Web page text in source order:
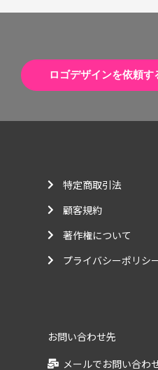
ロゴデザインを依頼す
特定商取引法
顧客規約
著作権について
プライバシーポリシ
お問い合わせ先
メールでお問い合わ